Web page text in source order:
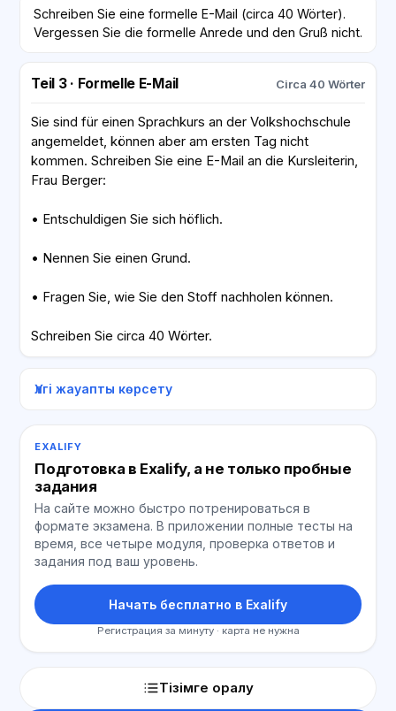
Schreiben Sie eine formelle E-Mail (circa 40 Wörter).
Vergessen Sie die formelle Anrede und den Gruß nicht.
Teil 3 · Formelle E-Mail Circa 40 Wörter
Sie sind für einen Sprachkurs an der Volkshochschule
angemeldet, können aber am ersten Tag nicht
kommen. Schreiben Sie eine E-Mail an die Kursleiterin,
Frau Berger:
• Entschuldigen Sie sich höflich.
• Nennen Sie einen Grund.
• Fragen Sie, wie Sie den Stoff nachholen können.
Schreiben Sie circa 40 Wörter.
Үлгі жауапты көрсету
EXALIFY
Подготовка в Exalify, а не только пробные
задания
На сайте можно быстро потренироваться в
формате экзамена. В приложении полные тесты на
время, все четыре модуля, проверка ответов и
задания под ваш уровень.
Начать бесплатно в Exalify
Регистрация за минуту · карта не нужна
Тізімге оралу